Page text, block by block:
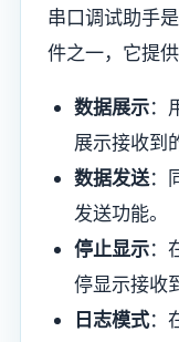
串口调试助手
件之一，它提供
数据展示：
展示接收到
数据发送：
发送功能。
停止显示：
停显示接收
日志模式：